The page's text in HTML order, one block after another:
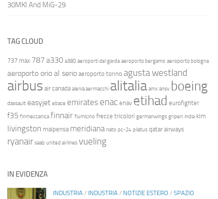
30MKI And MiG-29
TAG CLOUD
737 max 787 a330 a380 aeroporti del garda aeroporto bergamo aeroporto bologna
aeroporto orio al serio aeroporto torino agusta westland
airbus air canada alenia aermacchi alitalia amx ansv boeing
dassault easyjet ebace emirates enac enav etihad eurofighter
f35 finmeccanica finnair fiumicino frecce tricolori germanwings gripen india klm
livingston malpensa meridiana nato pc-24 pilatus qatar airways
ryanair saab united airlines vueling
IN EVIDENZA
INDUSTRIA / INDUSTRIA / NOTIZIE ESTERO / SPAZIO